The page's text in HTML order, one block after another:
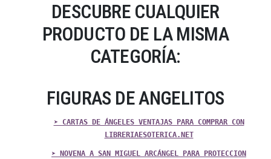
DESCUBRE CUALQUIER
PRODUCTO DE LA MISMA
CATEGORÍA:
FIGURAS DE ANGELITOS
➤ CARTAS DE ÁNGELES VENTAJAS PARA COMPRAR CON
LIBRERIAESOTERICA.NET
➤ NOVENA A SAN MIGUEL ARCÁNGEL PARA PROTECCION